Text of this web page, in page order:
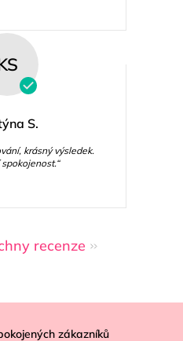
S.
krásný výsledek.
recenze
zákazníků